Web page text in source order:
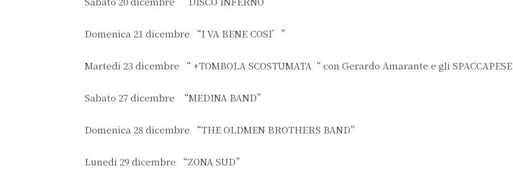
Domenica 21 dicembre “I VA BENE COSI’”
Martedi 23 dicembre “ +TOMBOLA SCOSTUMATA“ con Gerardo Amarante e gli SPACCAPESE
Sabato 27 dicembre “MEDINA BAND”
Domenica 28 dicembre “THE OLDMEN BROTHERS BAND”
Lunedi 29 dicembre “ZONA SUD”